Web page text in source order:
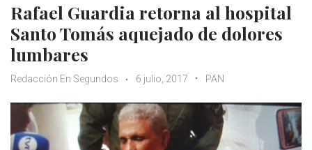
Rafael Guardia retorna al hospital
Santo Tomás aquejado de dolores
lumbares
Redacción En Segundos 6 julio, 2017 PAN